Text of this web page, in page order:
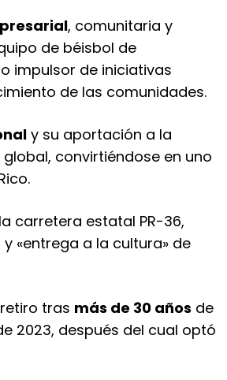
, comunitaria y
de béisbol de
impulsor de iniciativas
de las comunidades.
y su aportación a la
global, convirtiéndose en uno
la carretera estatal PR-36,
«entrega a la cultura» de
tras más de 30 años de
2023, después del cual optó